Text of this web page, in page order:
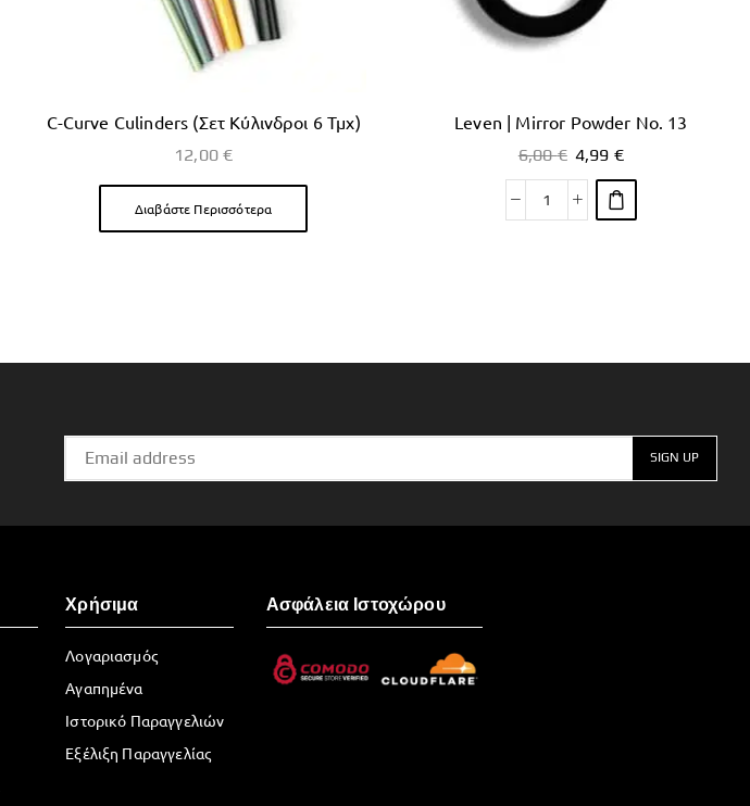
C-Curve Culinders (Σετ Κύλινδροι 6 Τμχ)
12,00€
Διαβάστε Περισσότερα
Leven | Mirror Powder No. 13
6,00€ 4,99 €
Χρήσιμα
Λογαριασμός
Αγαπημένα
Ιστορικό Παραγγελιών
Εξέλιξη Παραγγελίας
Ασφάλεια Ιστοχώρου